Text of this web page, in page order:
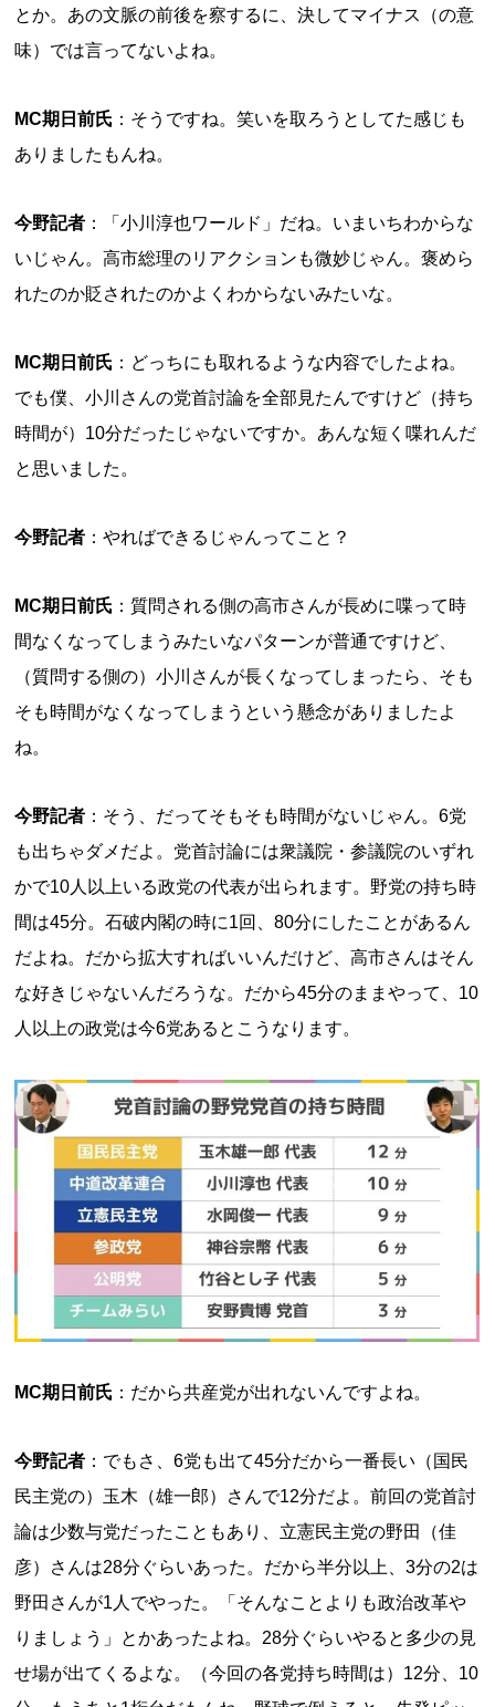
とか。あの文脈の前後を察するに、決してマイナス（の意
味）では言ってないよね。
MC期日前氏 ：そうですね。笑いを取ろうとしてた感じも
ありましたもんね。
今野記者 ：「小川淳也ワールド」だね。いまいちわからな
いじゃん。高市総理のリアクションも微妙じゃん。褒めら
れたのか貶されたのかよくわからないみたいな。
MC期日前氏 ：どっちにも取れるような内容でしたよね。
でも僕、小川さんの党首討論を全部見たんですけど（持ち
時間が）10分だったじゃないですか。あんな短く喋れんだ
と思いました。
今野記者 ：やればできるじゃんってこと？
MC期日前氏 ：質問される側の高市さんが長めに喋って時
間なくなってしまうみたいなパターンが普通ですけど、
（質問する側の）小川さんが長くなってしまったら、そも
そも時間がなくなってしまうという懸念がありましたよ
ね。
今野記者 ：そう、だってそもそも時間がないじゃん。6党
も出ちゃダメだよ。党首討論には衆議院・参議院のいずれ
かで10人以上いる政党の代表が出られます。野党の持ち時
間は45分。石破内閣の時に1回、80分にしたことがあるん
だよね。だから拡大すればいいんだけど、高市さんはそん
な好きじゃないんだろうな。だから45分のままやって、10
人以上の政党は今6党あるとこうなります。
MC期日前氏 ：だから共産党が出れないんですよね。
今野記者 ：でもさ、6党も出て45分だから一番長い（国民
民主党の）玉木（雄一郎）さんで12分だよ。前回の党首討
論は少数与党だったこともあり、立憲民主党の野田（佳
彦）さんは28分ぐらいあった。だから半分以上、3分の2は
野田さんが1人でやった。「そんなことよりも政治改革や
りましょう」とかあったよね。28分ぐらいやると多少の見
せ場が出てくるよな。（今回の各党持ち時間は）12分、10